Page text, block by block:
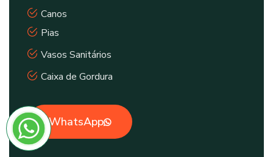
Canos
Pias
Vasos Sanitários
Caixa de Gordura
WhatsApp